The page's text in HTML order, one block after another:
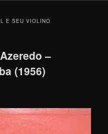
E SEU VIOLINO
–
(1956)